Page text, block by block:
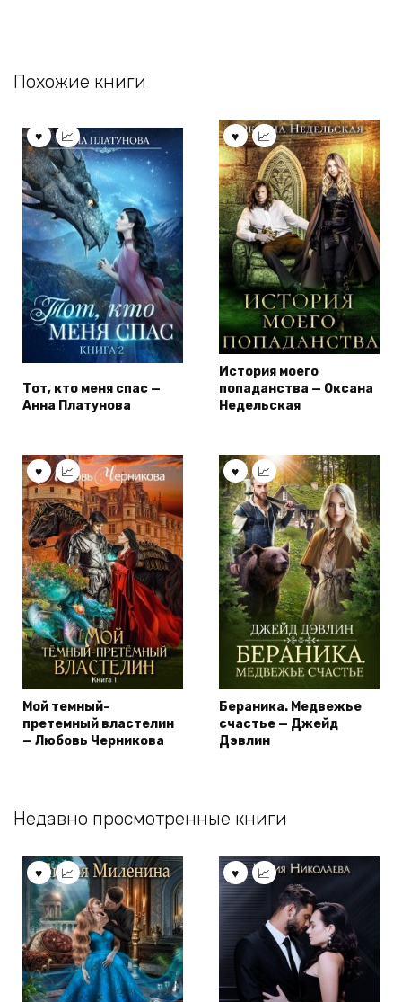
Похожие книги
Тот, кто меня спас —
Анна Платунова
История моего
попаданства — Оксана
Недельская
Мой темный-
претемный властелин
— Любовь Черникова
Бераника. Медвежье
счастье — Джейд
Дэвлин
Недавно просмотренные книги